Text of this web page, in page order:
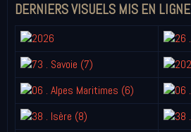
DERNIERS VISUELS MIS EN LIGNE